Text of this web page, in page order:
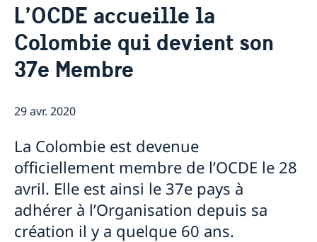
À propos de la délégation
La Suède et l'OCDE
Calendrier des événements
Pays membres de l'OCDE
La Suède et l'UNESCO
Répertoire des Délégations permanentes auprès de
l’UNESCO
diplomatiques
Actualités
L’OCDE accueille la
Colombie qui devient son
37e Membre
29 avr. 2020
La Colombie est devenue
officiellement membre de l’OCDE le 28
avril. Elle est ainsi le 37e pays à
adhérer à l’Organisation depuis sa
création il y a quelque 60 ans.